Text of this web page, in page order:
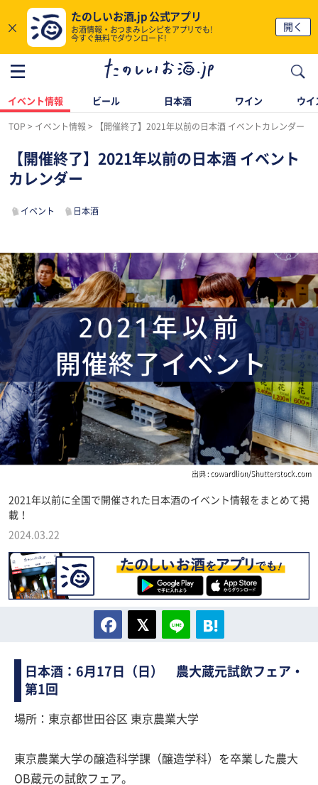
×
たのしいお酒.jp 公式アプリ
お酒情報・おつまみレシピをアプリでも!
今すぐ無料でダウンロード!
開く
イベント情報 ビール 日本酒 ワイン ウイ
TOP イベント情報 【開催終了】2021年以前の日本酒 イベントカレンダー
【開催終了】2021年以前の日本酒 イベント
カレンダー
イベント 日本酒
出典 : cowardlion/Shutterstock.com
2021年以前に全国で開催された日本酒のイベント情報をまとめて掲
載！
2024.03.22
日本酒：6月17日（日） 農大蔵元試飲フェア・
第1回
場所：東京都世田谷区 東京農業大学
東京農業大学の醸造科学課（醸造学科）を卒業した農大
OB蔵元の試飲フェア。